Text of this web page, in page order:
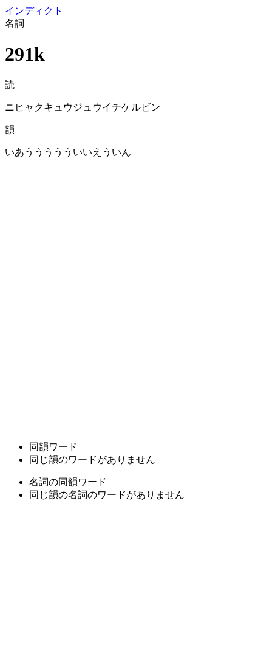
インディクト
名詞
291k
読
ニヒャクキュウジュウイチケルビン
韻
いあううううういいえういん
同韻ワード
同じ韻のワードがありません
名詞の同韻ワード
同じ韻の名詞のワードがありません